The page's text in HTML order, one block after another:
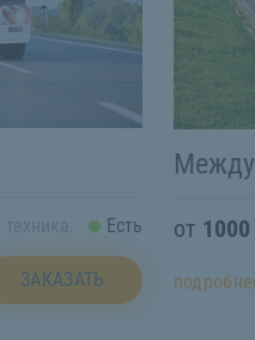
Есть
ЗАКАЗАТЬ
от 1000